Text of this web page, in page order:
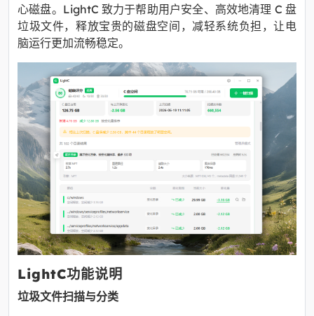
心磁盘。LightC 致力于帮助用户安全、高效地清理 C 盘
垃圾文件，释放宝贵的磁盘空间，减轻系统负担，让电
脑运行更加流畅稳定。
LightC功能说明
垃圾文件扫描与分类